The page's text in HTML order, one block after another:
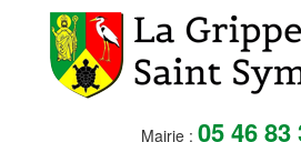
Mairie : 05 46 83